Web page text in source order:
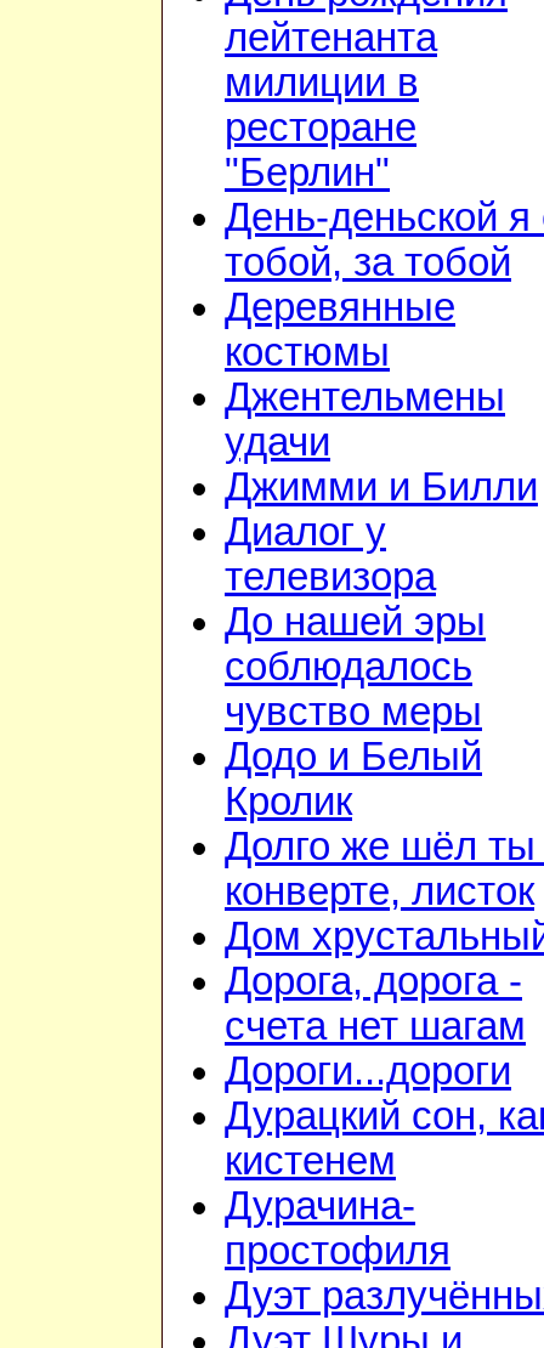
лейтенанта
милиции в
ресторане
"Берлин"
День-деньской я
тобой, за тобой
Деревянные
костюмы
Джентельмены
удачи
Джимми и Билли
Диалог у
телевизора
До нашей эры
соблюдалось
чувство меры
Додо и Белый
Кролик
Долго же шёл ты
конверте, листок
Дом
Дорога, дорога -
счета нет шагам
Дороги...дороги
Дурацкий сон,
кистенем
Дурачина-
простофиля
Дуэт